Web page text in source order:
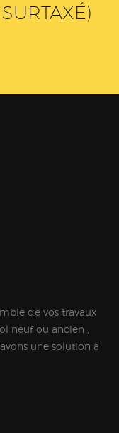
de vos travaux
neuf ou ancien ,
une solution à